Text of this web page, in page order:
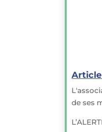
Article
de ses